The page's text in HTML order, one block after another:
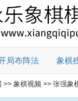
局布阵法 象棋
>> 象棋视频 >> 张强象